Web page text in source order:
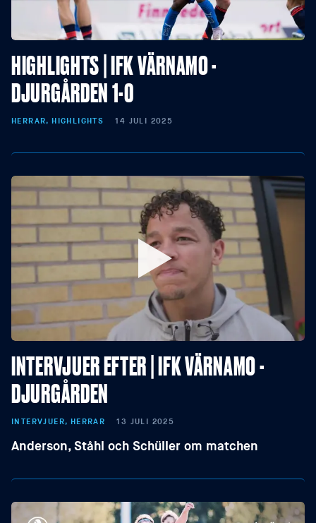
HIGHLIGHTS | IFK VÄRNAMO -
DJURGÅRDEN 1-0
HERRAR, HIGHLIGHTS 14 JULI 2025
INTERVJUER EFTER | IFK VÄRNAMO -
DJURGÅRDEN
INTERVJUER, HERRAR 13 JULI 2025
Anderson, Ståhl och Schüller om matchen